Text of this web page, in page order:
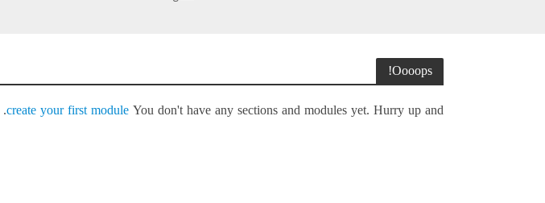
Oooops!
You don't have any sections and modules yet. Hurry up and
create your first module
.